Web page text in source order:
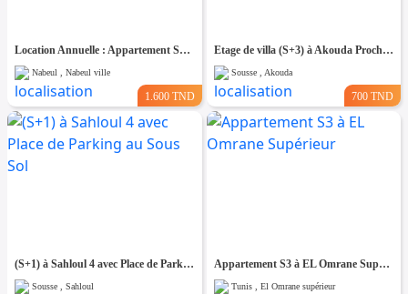
Location Annuelle : Appartement S+2 Haut Standing Vue Sur Mer à Néapolis, Nabeul
Nabeul , Nabeul ville
1.600 TND
Etage de villa (S+3) à Akouda Proche de Toutes Commodités
Sousse , Akouda
700 TND
(S+1) à Sahloul 4 avec Place de Parking au Sous Sol
Sousse , Sahloul
Appartement S3 à EL Omrane Supérieur
Tunis , El Omrane supérieur